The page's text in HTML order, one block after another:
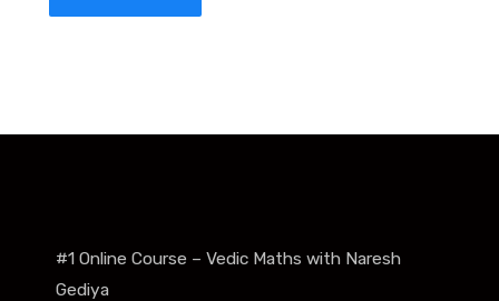
#1 Online Course – Vedic Maths with Naresh
Gediya